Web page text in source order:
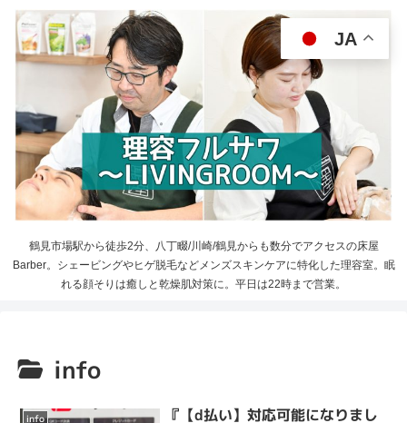
鶴見市場駅から徒歩2分、八丁畷/川崎/鶴見からも数分でアクセスの床屋
Barber。シェービングやヒゲ脱毛などメンズスキンケアに特化した理容室。眠
れる顔そりは癒しと乾燥肌対策に。平日は22時まで営業。
info
info
『【d払い】対応可能になりまし
JA